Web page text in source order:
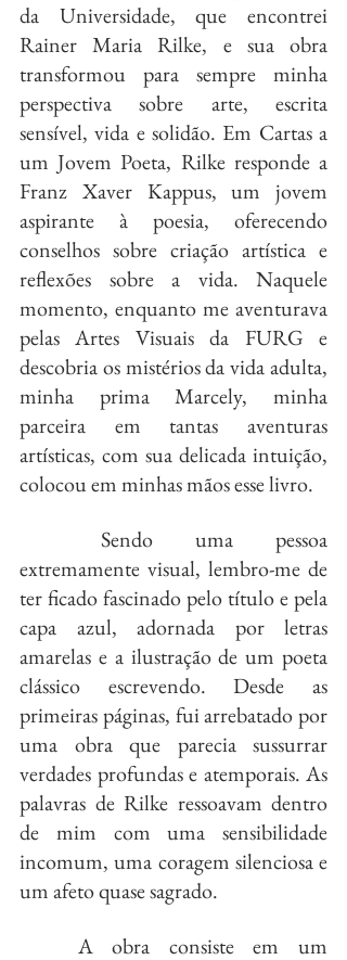
da Universidade, que encontrei
Rainer Maria Rilke, e sua obra
transformou para sempre minha
perspectiva sobre arte, escrita
sensível, vida e solidão. Em Cartas a
um Jovem Poeta, Rilke responde a
Franz Xaver Kappus, um jovem
aspirante à poesia, oferecendo
conselhos sobre criação artística e
reflexões sobre a vida. Naquele
momento, enquanto me aventurava
pelas Artes Visuais da FURG e
descobria os mistérios da vida adulta,
minha prima Marcely, minha
parceira em tantas aventuras
artísticas, com sua delicada intuição,
colocou em minhas mãos esse livro.
extremamente visual, lembro-me de
ter ficado fascinado pelo título e pela
capa azul, adornada por letras
amarelas e a ilustração de um poeta
clássico escrevendo. Desde as
primeiras páginas, fui arrebatado por
uma obra que parecia sussurrar
verdades profundas e atemporais. As
palavras de Rilke ressoavam dentro
de mim com uma sensibilidade
incomum, uma coragem silenciosa e
um afeto quase sagrado.